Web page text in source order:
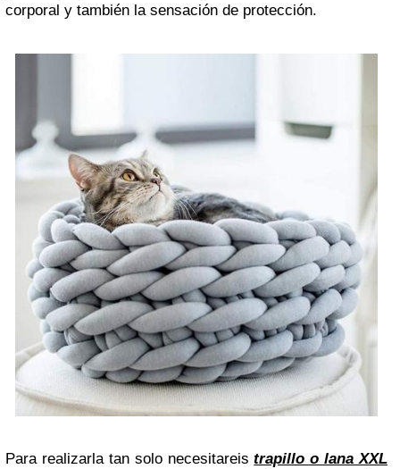
corporal y también la sensación de protección.
Para realizarla tan solo necesitareistrapillo o lana XXL